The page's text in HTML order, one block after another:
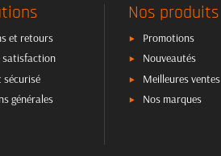
et retours
satisfaction
sécurisé
générales
Nos produits
Promotions
Nouveautés
Meilleures ventes
Nos marques